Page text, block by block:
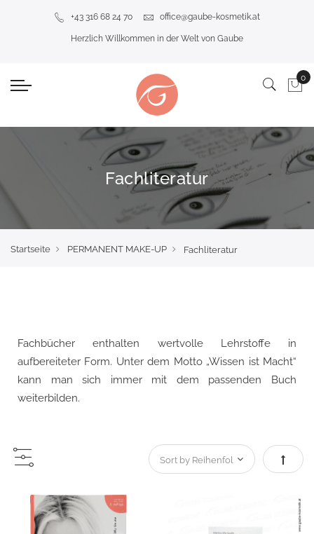
+43 316 68 24 70 office@gaube-kosmetik.at
Herzlich Willkommen in der Welt von Gaube
Fachliteratur
Startseite PERMANENT MAKE-UP Fachliteratur
Fachbücher enthalten wertvolle Lehrstoffe in
aufbereiteter Form. Unter dem Motto „Wissen ist Macht“
kann man sich immer mit dem passenden Buch
weiterbilden.